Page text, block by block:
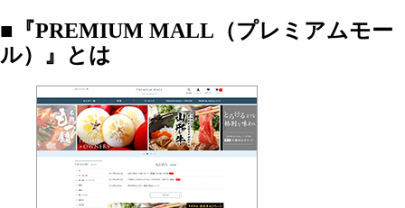
■『PREMIUM MALL（プレミアムモー
ル）』とは